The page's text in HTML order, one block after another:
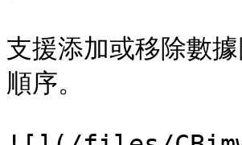
支援添加或移除數
順序。